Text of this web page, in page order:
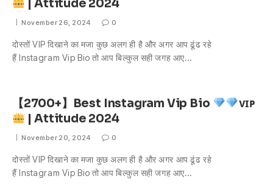
| Attitude 2024
November 26, 2024 0
दोस्तों VIP दिखाने का मजा कुछ अलग ही है और अगर आप ढूंढ रहे
हैं Instagram Vip Bio तो आप बिल्कुल सही जगह आए…
【2700+】Best Instagram Vip Bio
ᴠɪᴘ
| Attitude 2024
November 20, 2024 0
दोस्तों VIP दिखाने का मजा कुछ अलग ही है और अगर आप ढूंढ रहे
हैं Instagram Vip Bio तो आप बिल्कुल सही जगह आए…